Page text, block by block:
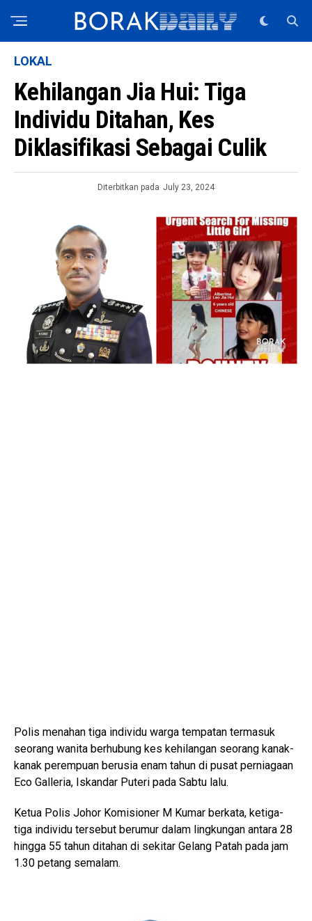
LOKAL
Kehilangan Jia Hui: Tiga
Individu Ditahan, Kes
Diklasifikasi Sebagai Culik
Diterbitkan pada July 23, 2024
Polis menahan tiga individu warga tempatan termasuk
seorang wanita berhubung kes kehilangan seorang kanak-
kanak perempuan berusia enam tahun di pusat perniagaan
Eco Galleria, Iskandar Puteri pada Sabtu lalu.
Ketua Polis Johor Komisioner M Kumar berkata, ketiga-
tiga individu tersebut berumur dalam lingkungan antara 28
hingga 55 tahun ditahan di sekitar Gelang Patah pada jam
1.30 petang semalam.